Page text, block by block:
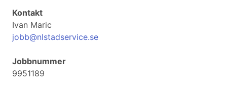
Kontakt
Ivan Maric
jobb@nlstadservice.se
Jobbnummer
9951189